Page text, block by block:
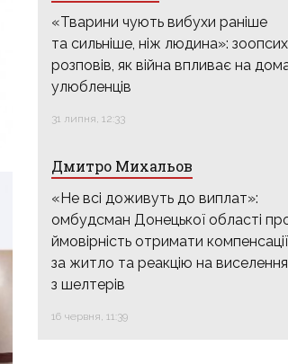
«Тварини чують вибухи раніше
та сильніше, ніж людина»:
розповів, як війна впливає на
улюбленців
31 липня, 12:33
Дмитро Михальов
«Не всі доживуть до виплат»:
омбудсман Донецької області
ймовірність отримати компенсації
за житло та реакцію на
з шелтерів
16 червня, 11:39